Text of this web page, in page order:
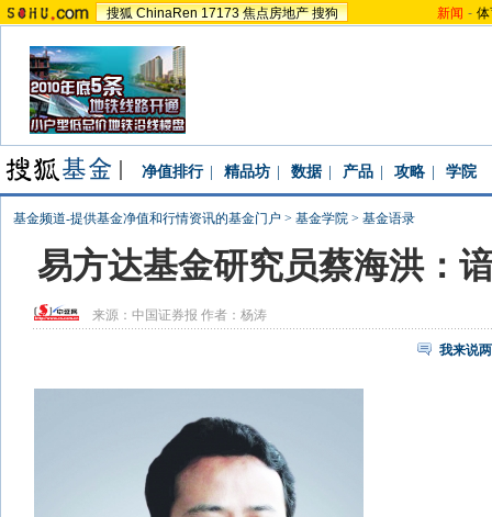
搜狐 ChinaRen 17173 焦点房地产 搜狗 新闻 -
净值排行 精品坊 数据 产品 攻略 学院
基金频道-提供基金净值和行情资讯的基金门户 > 基金学院 > 基金语录
易方达基金研究员蔡海洪：
来源： 中国证券报 作者：杨涛
我来说